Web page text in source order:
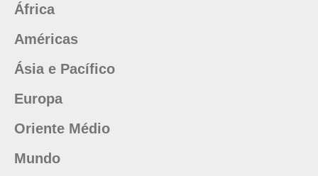
África
Américas
Ásia e Pacífico
Europa
Oriente Médio
Mundo